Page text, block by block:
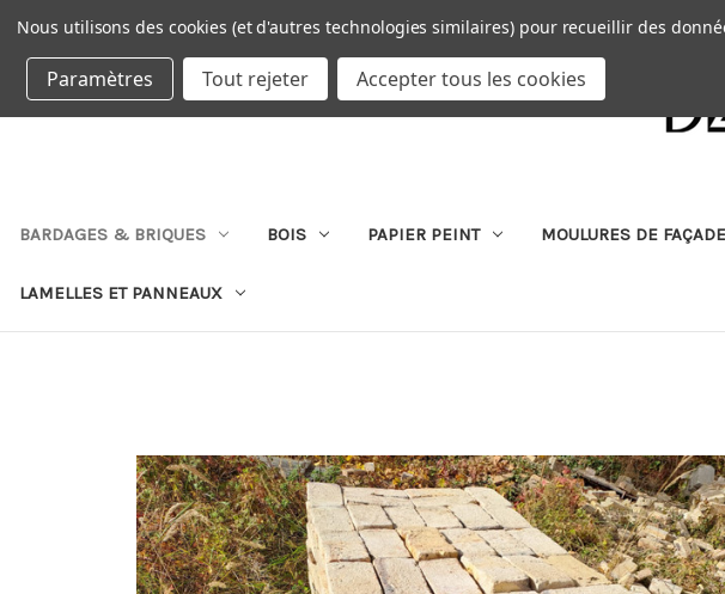
DEVISE : EUR
BARDAGES & BRIQUES BOIS PAPIER PEINT MOULURES DE FAÇADE
LAMELLES ET PANNEAUX
Nous utilisons des cookies (et d'autres technologies similaires) pour recueillir des
Paramètres Tout rejeter Accepter tous les cookies